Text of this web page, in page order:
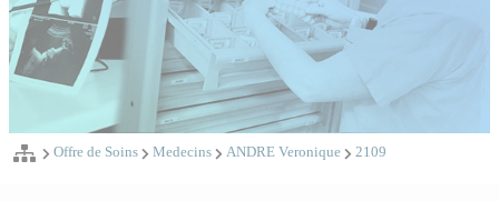
Offre de Soins Medecins ANDRE Veronique 2109